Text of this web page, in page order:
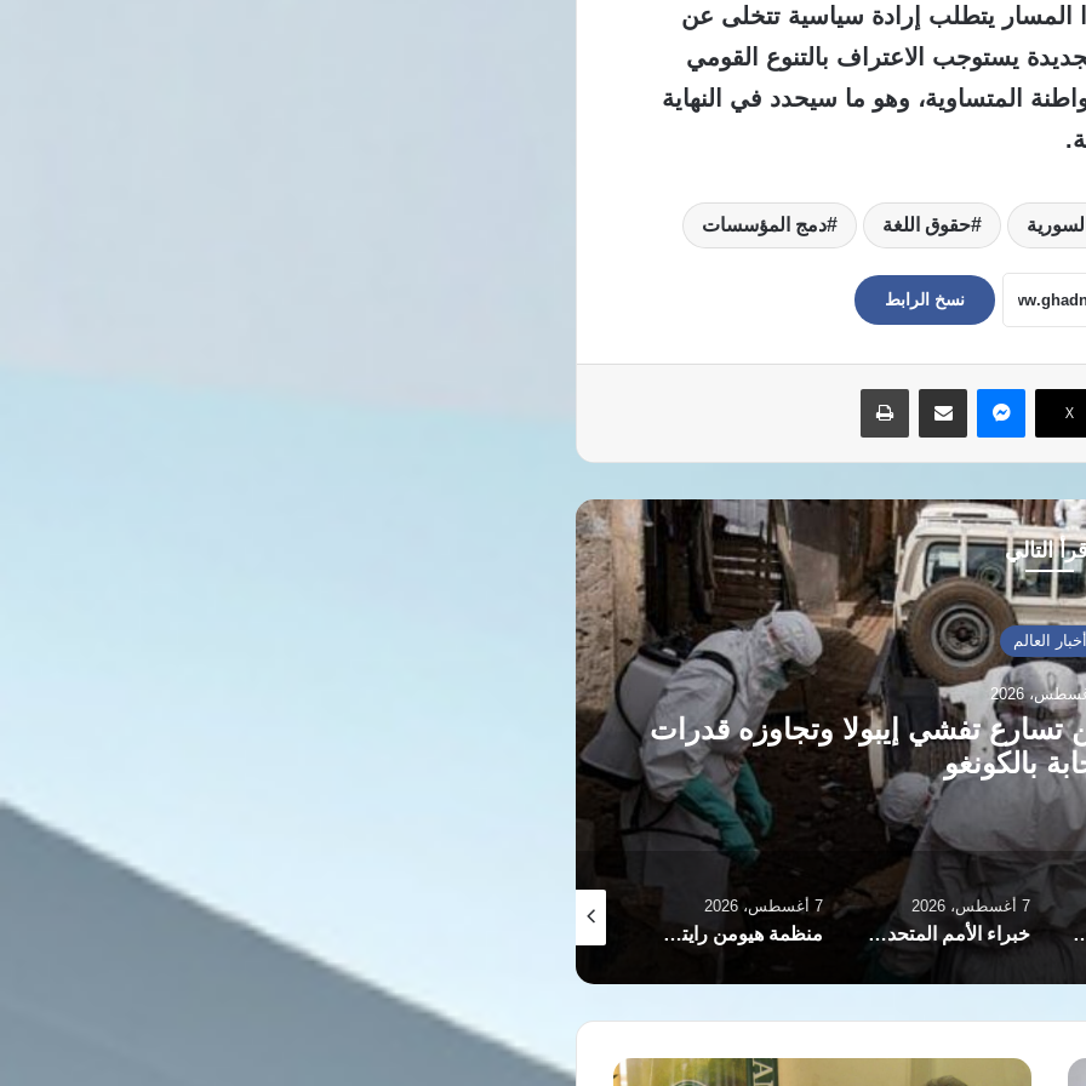
المسار يتطلب إرادة سياسية تتخلى عن
يستوجب الاعتراف بالتنوع القومي
المتساوية، وهو ما سيحدد في النهاية
حقوق اللغة دمج المؤسسات
نسخ الرابط
‫X
ماسنجر مشاركة عبر البريد طباعة
التالي
أخبار العالم
تسارع تفشي إيبولا وتجاوزه قدرات
بالكونغو
الإنساني في القطاع الفلسطيني
7 أغسطس، 2026
خبراء الأمم المتحدة يطالبون إيران بإيقاف قمع واعتقال وإعدام الكرد والبلوش
7 أغسطس، 2026
منظمة هيومن رايتس ووتش تكشف تفاصيل استهداف الصحفية آمال خليل بجنوب لبنان تحرك اوغندا العسكري في غزة يفتح ابوابا واسعة للتعاون الدولي الامني
7 أغسطس، 2026
رئيس